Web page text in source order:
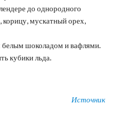
до однородного
корицу, мускатный орех,
белым шоколадом и вафлями.
кубики льда.
Источник